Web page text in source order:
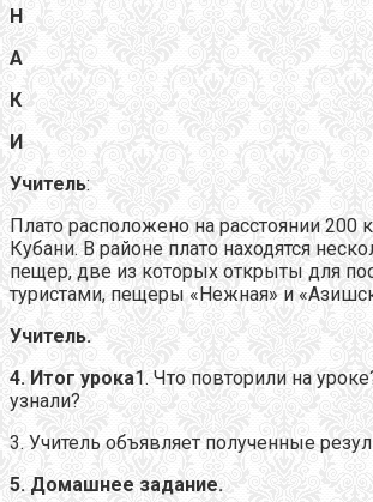
Н
А
К
И
Учитель:
Плато расположено на расстоянии 200
Кубани. В районе плато находятся
пещер, две из которых открыты для
туристами, пещеры «Нежная» и
Учитель.
4. Итог урока1. Что повторили на
узнали?
3. Учитель объявляет полученные
5. Домашнее задание.